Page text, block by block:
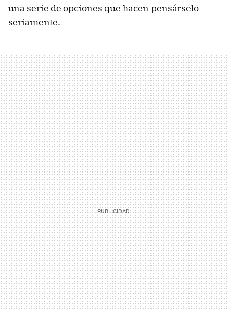
una serie de opciones que hacen pensárselo
seriamente.